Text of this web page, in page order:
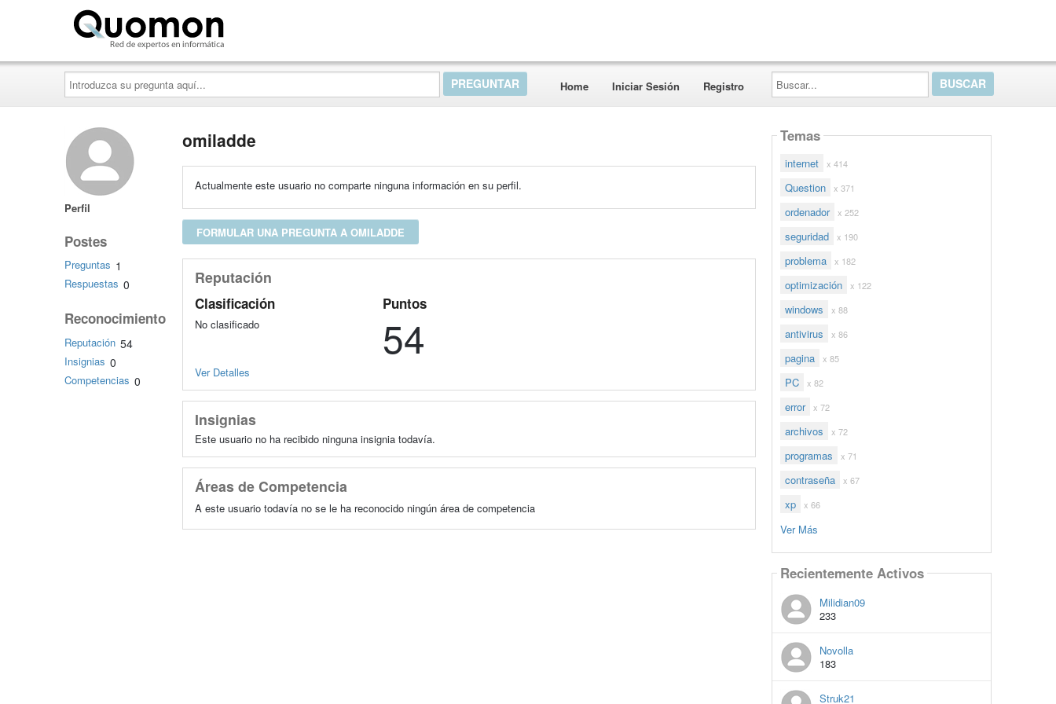
Introduzca
su
pregunta
aquí...
Home Iniciar Sesión Registro
Buscar...
Perfil
Postes
Preguntas 1
Respuestas 0
Reconocimiento
Reputación 54
Insignias 0
Competencias 0
omiladde
Actualmente este usuario no comparte ninguna información en su perfil.
FORMULAR UNA PREGUNTA A OMILADDE
Reputación
Clasificación
No clasificado
Puntos
54
Ver Detalles
Insignias
Este usuario no ha recibido ninguna insignia todavía.
Áreas de Competencia
A este usuario todavía no se le ha reconocido ningún área de competencia
Temas
internet x 414
Question x 371
ordenador x 252
seguridad x 190
problema x 182
optimización x 122
windows x 88
antivirus x 86
pagina x 85
PC x 82
error x 72
archivos x 72
programas x 71
contraseña x 67
xp x 66
Ver Más
Recientemente Activos
Milidian09
233
Novolla
183
Struk21